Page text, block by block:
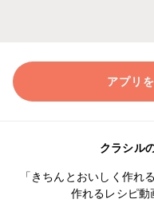
アプリ
クラシル
「きちんとおいしく作れ
作れるレシピ動